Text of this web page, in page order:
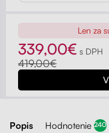
Len za
339,00€ s DPH
419,00€
Popis Hodnotenie 240